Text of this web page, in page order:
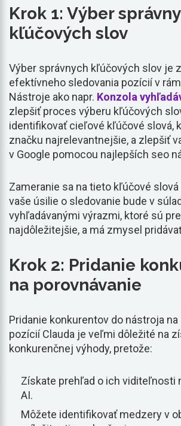
Krok 1: Výber
kľúčových slov
Výber správnych kľúčových slov je
efektívneho sledovania pozícií v
Nástroje ako napr. Konzola
zlepšiť proces výberu kľúčových
identifikovať cieľové kľúčové slová,
značku najrelevantnejšie, a zlepšiť
v Google pomocou najlepších seo
Zameranie sa na tieto kľúčové
vaše úsilie o sledovanie bude v
vyhľadávanými výrazmi, ktoré sú
najdôležitejšie, a má zmysel
Krok 2: Pridanie
na porovnávanie
Pridanie konkurentov do nástroja
pozícií Clauda je veľmi dôležité na
konkurenčnej výhody, pretože:
Získate prehľad o ich viditeľnosti
AI.
Môžete identifikovať medzery v